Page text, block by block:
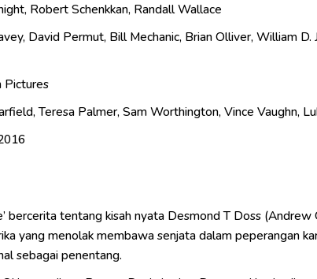
Robert Schenkkan, Randall Wallace
David Permut, Bill Mechanic, Brian Olliver, William D.
Pictures
Teresa Palmer, Sam Worthington, Vince Vaughn,
bercerita tentang kisah nyata Desmond T Doss (Andrew
yang menolak membawa senjata dalam peperangan
sebagai penentang.